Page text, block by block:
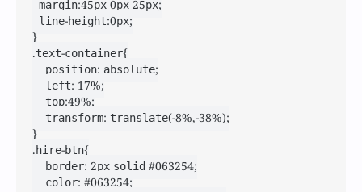
}
.text-container{
    position: absolute;
    left: 17%;
    top:49%;
    transform: translate(-8%,-38%);
}
.hire-btn{
    border: 2px solid #063254;
    color: #063254;